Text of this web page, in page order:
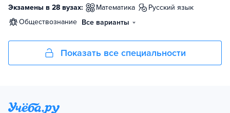
Экзамены в 28 вузах: математика
русский язык
обществознание Все варианты
Показать все специальности